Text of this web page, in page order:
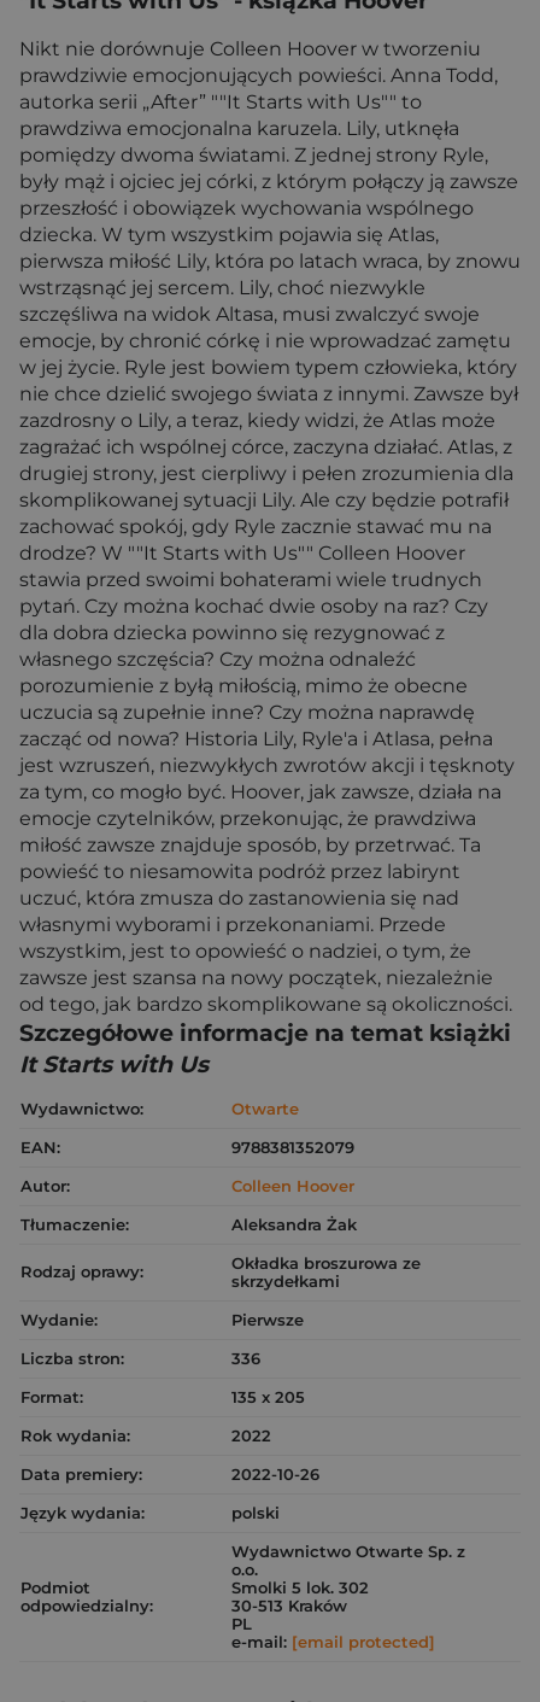
Nikt nie dorównuje Colleen Hoover w tworzeniu
prawdziwie emocjonujących powieści. Anna Todd,
autorka serii „After” ""It Starts with Us"" to
prawdziwa emocjonalna karuzela. Lily, utknęła
pomiędzy dwoma światami. Z jednej strony Ryle,
były mąż i ojciec jej córki, z którym połączy ją zawsze
przeszłość i obowiązek wychowania wspólnego
dziecka. W tym wszystkim pojawia się Atlas,
pierwsza miłość Lily, która po latach wraca, by znowu
wstrząsnąć jej sercem. Lily, choć niezwykle
szczęśliwa na widok Altasa, musi zwalczyć swoje
emocje, by chronić córkę i nie wprowadzać zamętu
w jej życie. Ryle jest bowiem typem człowieka, który
nie chce dzielić swojego świata z innymi. Zawsze był
zazdrosny o Lily, a teraz, kiedy widzi, że Atlas może
zagrażać ich wspólnej córce, zaczyna działać. Atlas, z
drugiej strony, jest cierpliwy i pełen zrozumienia dla
skomplikowanej sytuacji Lily. Ale czy będzie potrafił
zachować spokój, gdy Ryle zacznie stawać mu na
drodze? W ""It Starts with Us"" Colleen Hoover
stawia przed swoimi bohaterami wiele trudnych
pytań. Czy można kochać dwie osoby na raz? Czy
dla dobra dziecka powinno się rezygnować z
własnego szczęścia? Czy można odnaleźć
porozumienie z byłą miłością, mimo że obecne
uczucia są zupełnie inne? Czy można naprawdę
zacząć od nowa? Historia Lily, Ryle'a i Atlasa, pełna
jest wzruszeń, niezwykłych zwrotów akcji i tęsknoty
za tym, co mogło być. Hoover, jak zawsze, działa na
emocje czytelników, przekonując, że prawdziwa
miłość zawsze znajduje sposób, by przetrwać. Ta
powieść to niesamowita podróż przez labirynt
uczuć, która zmusza do zastanowienia się nad
własnymi wyborami i przekonaniami. Przede
wszystkim, jest to opowieść o nadziei, o tym, że
zawsze jest szansa na nowy początek, niezależnie
od tego, jak bardzo skomplikowane są okoliczności.
Szczegółowe informacje na temat książki
It Starts with Us
Wydawnictwo:
Otwarte
EAN:
9788381352079
Autor:
Colleen Hoover
Tłumaczenie:
Aleksandra Żak
Rodzaj oprawy:
Okładka broszurowa ze
skrzydełkami
Wydanie:
Pierwsze
Liczba stron:
336
Format:
135 x 205
Rok wydania:
2022
Data premiery:
2022-10-26
Język wydania:
polski
Podmiot
odpowiedzialny:
Wydawnictwo Otwarte Sp. z
o.o.
Smolki 5 lok. 302
30-513 Kraków
PL
e-mail: [email protected]